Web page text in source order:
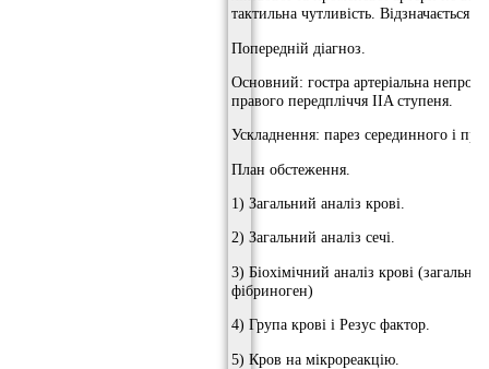
тактильна чутливість. Відзначається
Попередній діагноз.
Основний: гостра артеріальна
правого передпліччя IIA ступеня.
Ускладнення: парез серединного і
План обстеження.
1) Загальний аналіз крові.
2) Загальний аналіз сечі.
3) Біохімічний аналіз крові
фібриноген)
4) Група крові і Резус фактор.
5) Кров на мікрореакцію.